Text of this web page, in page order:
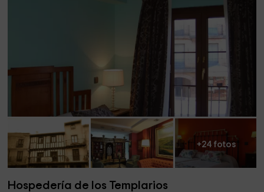
+24 fotos
Hospedería de los Templarios